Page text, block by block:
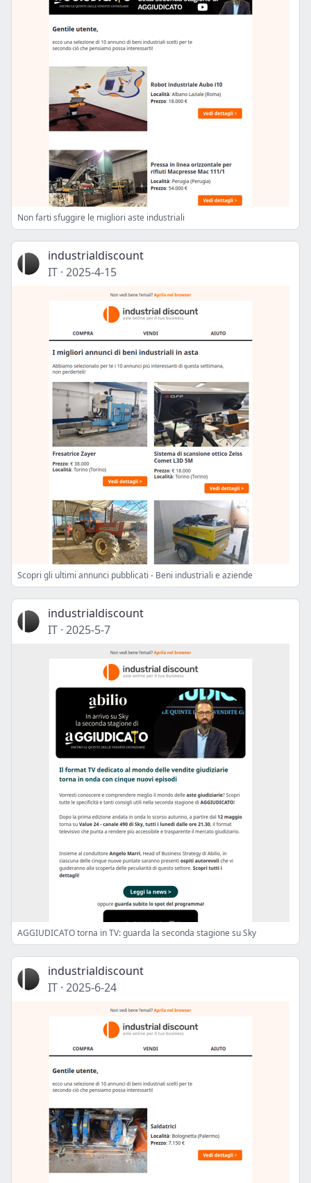
Non farti sfuggire le migliori aste industriali
industrialdiscount
IT · 2025-4-15
Scopri gli ultimi annunci pubblicati - Beni industriali e aziende
industrialdiscount
IT · 2025-5-7
AGGIUDICATO torna in TV: guarda la seconda stagione su Sky
industrialdiscount
IT · 2025-6-24